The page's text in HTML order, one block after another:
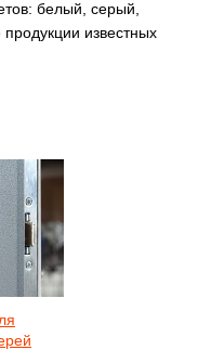
белый, серый,
известных